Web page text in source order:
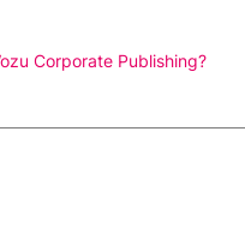
Corporate Publishing?